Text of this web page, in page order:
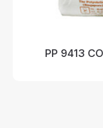
9413 COSMOPLENE